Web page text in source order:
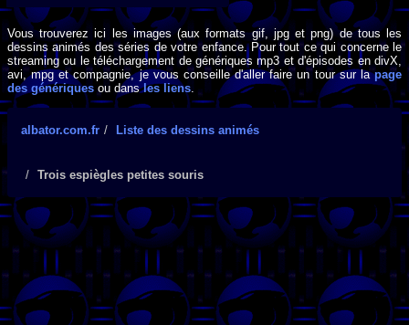
Vous trouverez ici les images (aux formats gif, jpg et png) de tous les
dessins animés des séries de votre enfance. Pour tout ce qui concerne le
streaming ou le téléchargement de génériques mp3 et d'épisodes en divX,
avi, mpg et compagnie, je vous conseille d'aller faire un tour sur lapage
des génériques ou dansles liens.
albator.com.fr Liste des dessins animés
Trois espiègles petites souris